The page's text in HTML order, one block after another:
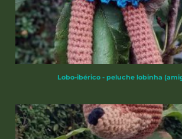
Lobo-ibérico - peluche lobinha